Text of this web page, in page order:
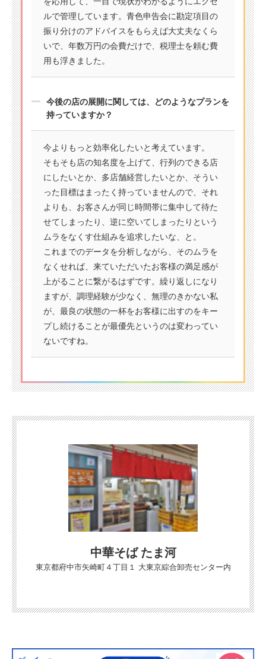
ルで管理しています。青色申告会に勘定項目の
振り分けのアドバイスをもらえば大丈夫なくら
いで、年数万円の会費だけで、税理士を頼む費
用も浮きました。
今後の店の展開に関しては、どのようなプランを
持っていますか？
今よりもっと効率化したいと考えています。
そもそも店の知名度を上げて、行列のできる店
にしたいとか、多店舗経営したいとか、そうい
った目標はまったく持っていませんので、それ
よりも、お客さんが同じ時間帯に集中して待た
せてしまったり、逆に空いてしまったりという
ムラをなくす仕組みを追求したいな、と。
これまでのデータを分析しながら、そのムラを
なくせれば、来ていただいたお客様の満足感が
上がることに繋がるはずです。繰り返しになり
ますが、調理経験が少なく、無理のきかない私
が、最良の状態の一杯をお客様に出すのをキー
プし続けることが最優先というのは変わってい
ないですね。
中華そば たま河
東京都府中市矢崎町４丁目１ 大東京綜合卸売センター内